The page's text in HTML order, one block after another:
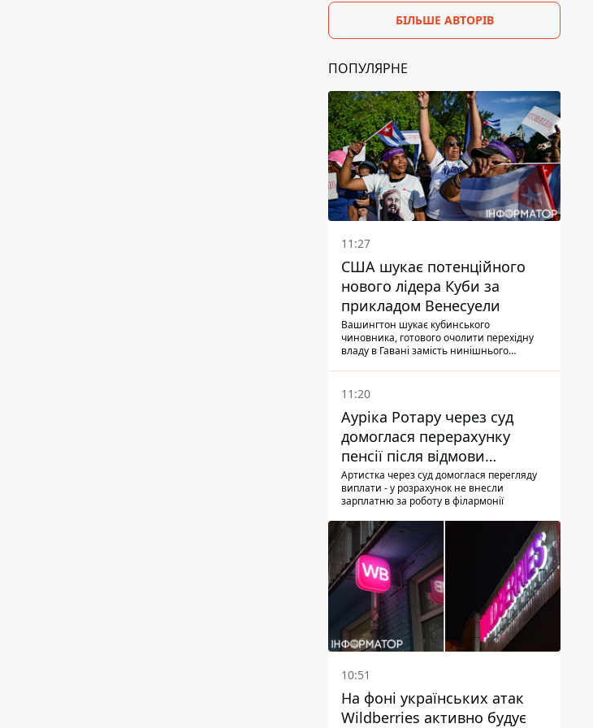
БІЛЬШЕ АВТОРІВ
ПОПУЛЯРНЕ
11:27
США шукає потенційного
нового лідера Куби за
прикладом Венесуели
Вашингтон шукає кубинського
чиновника, готового очолити перехідну
владу в Гавані замість нинішнього
11:20
Ауріка Ротару через суд
домоглася перерахунку
пенсії після відмови
Пенсійного фонду
Артистка через суд домоглася перегляду
виплати - у розрахунок не внесли
зарплатню за роботу в філармонії
10:51
На фоні українських атак
Wildberries активно будує